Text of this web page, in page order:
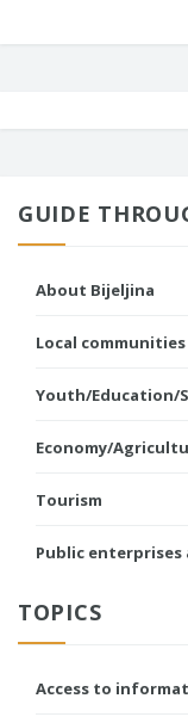
GUIDE
About Bijeljina
Local communities
Youth/Education/
Economy/
Tourism
Public
TOPICS
Access to